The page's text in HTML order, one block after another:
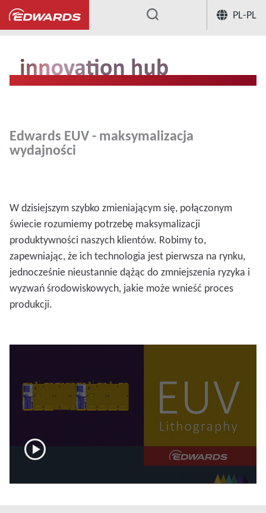
PL-PL
...
Edwards EUV - maksymalizacja
wydajności
W dzisiejszym szybko zmieniającym się, połączonym
świecie rozumiemy potrzebę maksymalizacji
produktywności naszych klientów. Robimy to,
zapewniając, że ich technologia jest pierwsza na rynku,
jednocześnie nieustannie dążąc do zmniejszenia ryzyka i
wyzwań środowiskowych, jakie może wnieść proces
produkcji.